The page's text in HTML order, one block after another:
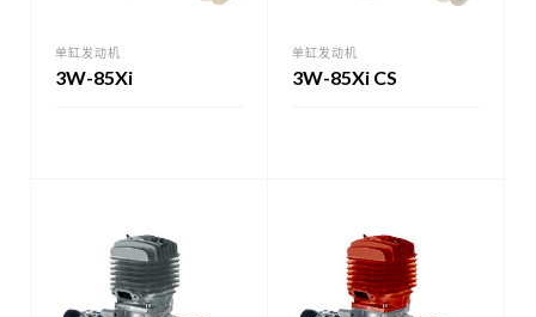
单缸发动机
3W-85Xi
单缸发动机
3W-85Xi CS